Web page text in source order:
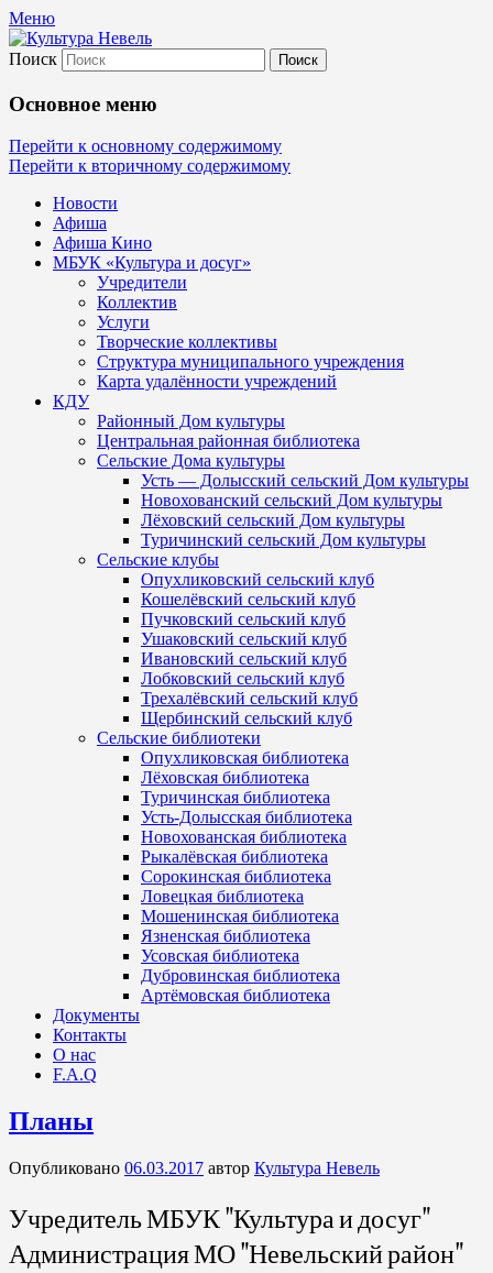
Меню
Культура Невель
МБУК Невельского района "Культура
и досуг"
Поиск
Основное меню
Перейти к основному содержимому
Перейти к вторичному содержимому
Новости
Афиша
Афиша Кино
МБУК «Культура и досуг»
Учредители
Коллектив
Услуги
Творческие коллективы
Структура муниципального учреждения
Карта удалённости учреждений
КДУ
Районный Дом культуры
Центральная районная библиотека
Сельские Дома культуры
Усть — Долысский сельский Дом культуры
Новохованский сельский Дом культуры
Лёховский сельский Дом культуры
Туричинский сельский Дом культуры
Сельские клубы
Опухликовский сельский клуб
Кошелёвский сельский клуб
Пучковский сельский клуб
Ушаковский сельский клуб
Ивановский сельский клуб
Лобковский сельский клуб
Трехалёвский сельский клуб
Щербинский сельский клуб
Сельские библиотеки
Опухликовская библиотека
Лёховская библиотека
Туричинская библиотека
Усть-Долысская библиотека
Новохованская библиотека
Рыкалёвская библиотека
Сорокинская библиотека
Ловецкая библиотека
Мошенинская библиотека
Язненская библиотека
Усовская библиотека
Дубровинская библиотека
Артёмовская библиотека
Документы
Контакты
О нас
F.A.Q
Планы
Опубликовано 06.03.2017 автор Культура Невель
Учредитель МБУК "Культура и досуг"
Администрация МО "Невельский район"